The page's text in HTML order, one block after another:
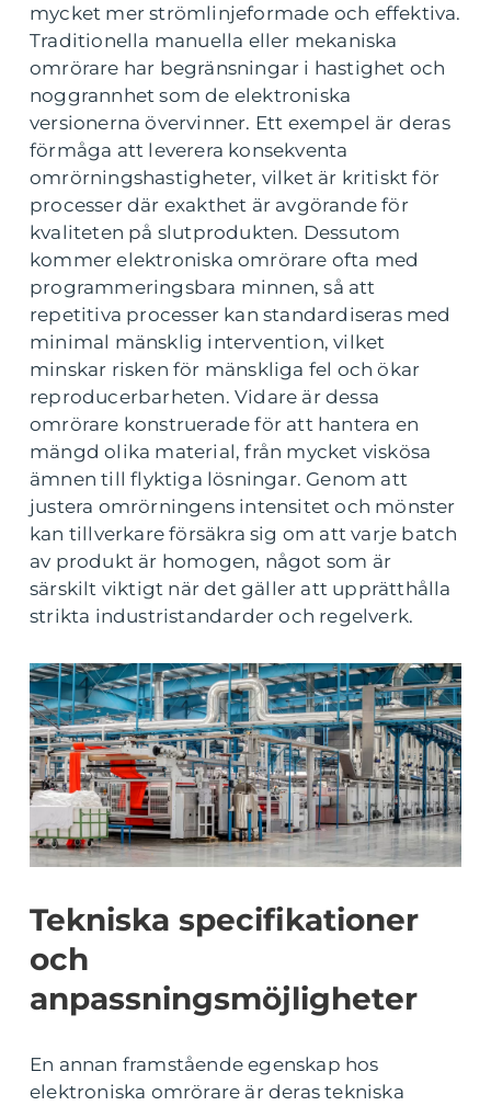
mycket mer strömlinjeformade och effektiva.
Traditionella manuella eller mekaniska
omrörare har begränsningar i hastighet och
noggrannhet som de elektroniska
versionerna övervinner. Ett exempel är deras
förmåga att leverera konsekventa
omrörningshastigheter, vilket är kritiskt för
processer där exakthet är avgörande för
kvaliteten på slutprodukten. Dessutom
kommer elektroniska omrörare ofta med
programmeringsbara minnen, så att
repetitiva processer kan standardiseras med
minimal mänsklig intervention, vilket
minskar risken för mänskliga fel och ökar
reproducerbarheten. Vidare är dessa
omrörare konstruerade för att hantera en
mängd olika material, från mycket viskösa
ämnen till flyktiga lösningar. Genom att
justera omrörningens intensitet och mönster
kan tillverkare försäkra sig om att varje batch
av produkt är homogen, något som är
särskilt viktigt när det gäller att upprätthålla
strikta industristandarder och regelverk.
Tekniska specifikationer
och
anpassningsmöjligheter
En annan framstående egenskap hos
elektroniska omrörare är deras tekniska